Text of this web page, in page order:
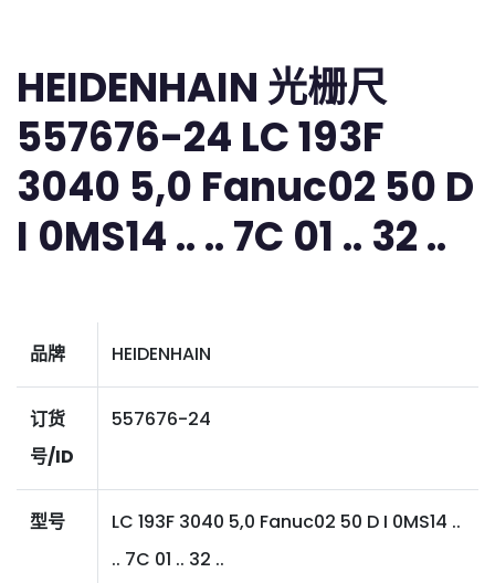
HEIDENHAIN 光栅尺
557676-24 LC 193F
3040 5,0 Fanuc02 50 D
I 0MS14 .. .. 7C 01 .. 32 ..
品牌 HEIDENHAIN
订货
号/ID
557676-24
型号
LC 193F 3040 5,0 Fanuc02 50 D I 0MS14 ..
.. 7C 01 .. 32 ..